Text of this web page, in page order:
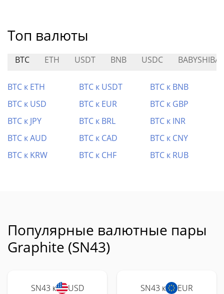
Топ валюты
BTC ETH USDT BNB USDC
BTC к ETH BTC к USDT
BTC к BNB
BTC к USD
BTC к EUR
BTC к GBP
BTC к JPY
BTC к BRL
BTC к INR
BTC к AUD
BTC к CAD
BTC к CNY
BTC к KRW
BTC к CHF BTC к RUB
Популярные валютные пары
Graphite (SN43)
SN43 к USD SN43 к EUR